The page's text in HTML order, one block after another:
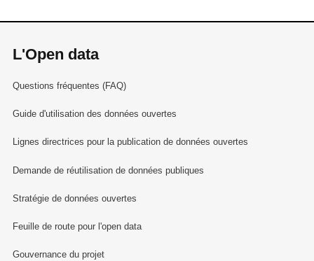
L'Open data
Questions fréquentes (FAQ)
Guide d'utilisation des données ouvertes
Lignes directrices pour la publication de données ouvertes
Demande de réutilisation de données publiques
Stratégie de données ouvertes
Feuille de route pour l'open data
Gouvernance du projet